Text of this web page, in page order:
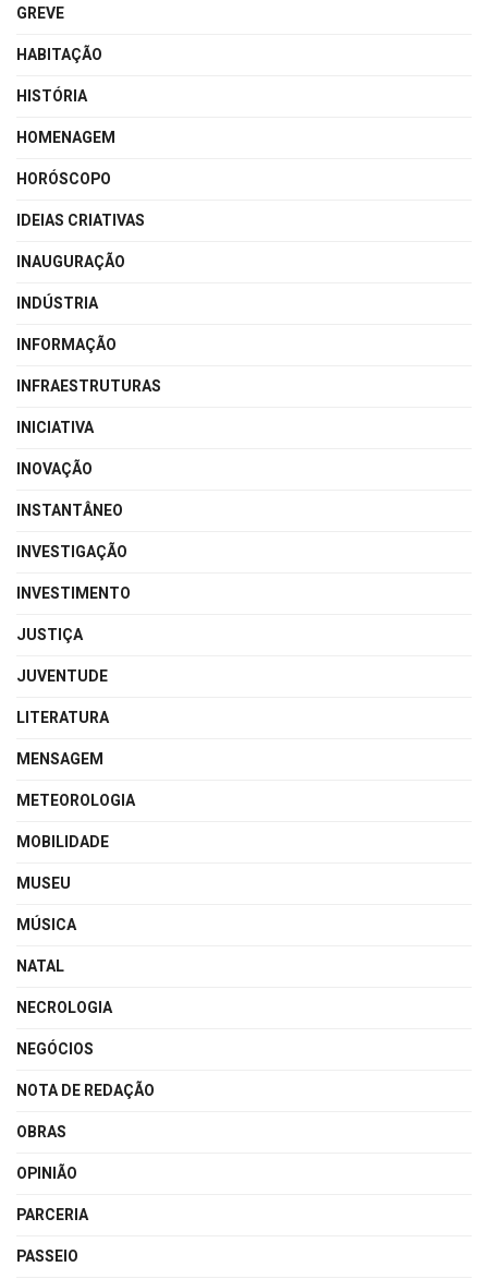
GREVE
HABITAÇÃO
HISTÓRIA
HOMENAGEM
HORÓSCOPO
IDEIAS CRIATIVAS
INAUGURAÇÃO
INDÚSTRIA
INFORMAÇÃO
INFRAESTRUTURAS
INICIATIVA
INOVAÇÃO
INSTANTÂNEO
INVESTIGAÇÃO
INVESTIMENTO
JUSTIÇA
JUVENTUDE
LITERATURA
MENSAGEM
METEOROLOGIA
MOBILIDADE
MUSEU
MÚSICA
NATAL
NECROLOGIA
NEGÓCIOS
NOTA DE REDAÇÃO
OBRAS
OPINIÃO
PARCERIA
PASSEIO